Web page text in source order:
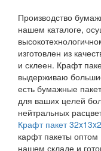
Производство
нашем каталоге,
изготовлен из
и склеен. Крафт
выдерживаю
есть бумажные
для ваших целей
нейтральных
Крафт пакет
карфт пакеты оптом
нашем складе и